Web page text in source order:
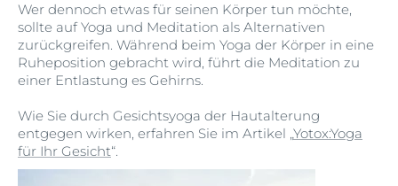
Wer dennoch etwas für seinen Körper tun möchte,
sollte auf Yoga und Meditation als Alternativen
zurückgreifen. Während beim Yoga der Körper in eine
Ruheposition gebracht wird, führt die Meditation zu
einer Entlastung es Gehirns.
Wie Sie durch Gesichtsyoga der Hautalterung
entgegen wirken, erfahren Sie im Artikel „Yotox:Yoga
für Ihr Gesicht“.